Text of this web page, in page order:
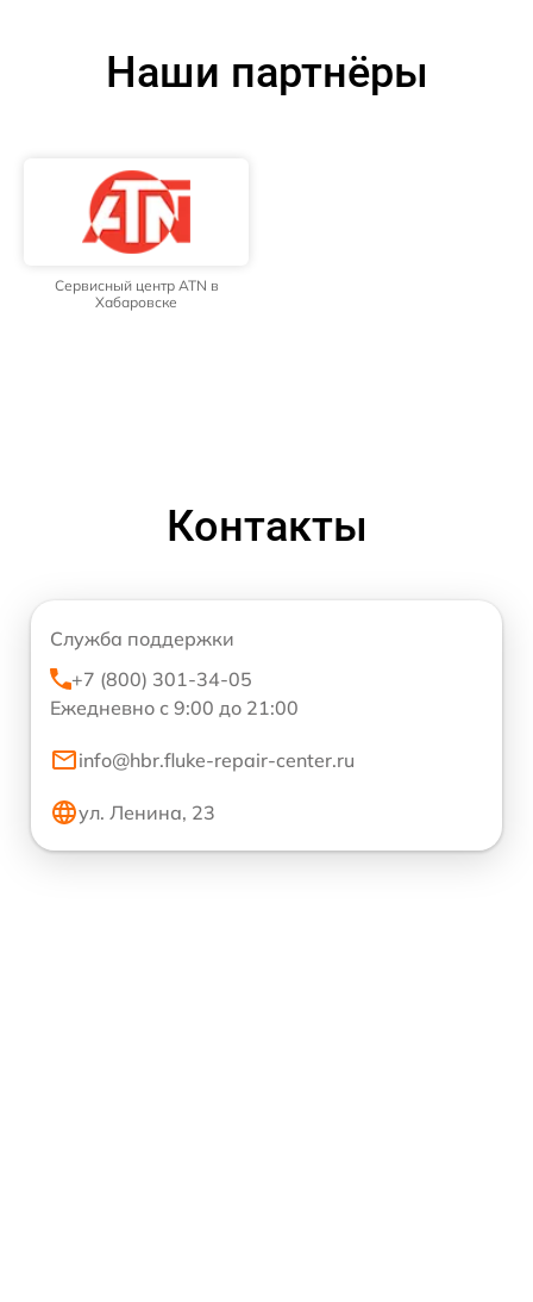
Наши партнёры
Сервисный центр ATN в
Хабаровске
Контакты
Служба поддержки
+7 (800) 301-34-05
Ежедневно с 9:00 до 21:00
info@hbr.fluke-repair-center.ru
ул. Ленина, 23